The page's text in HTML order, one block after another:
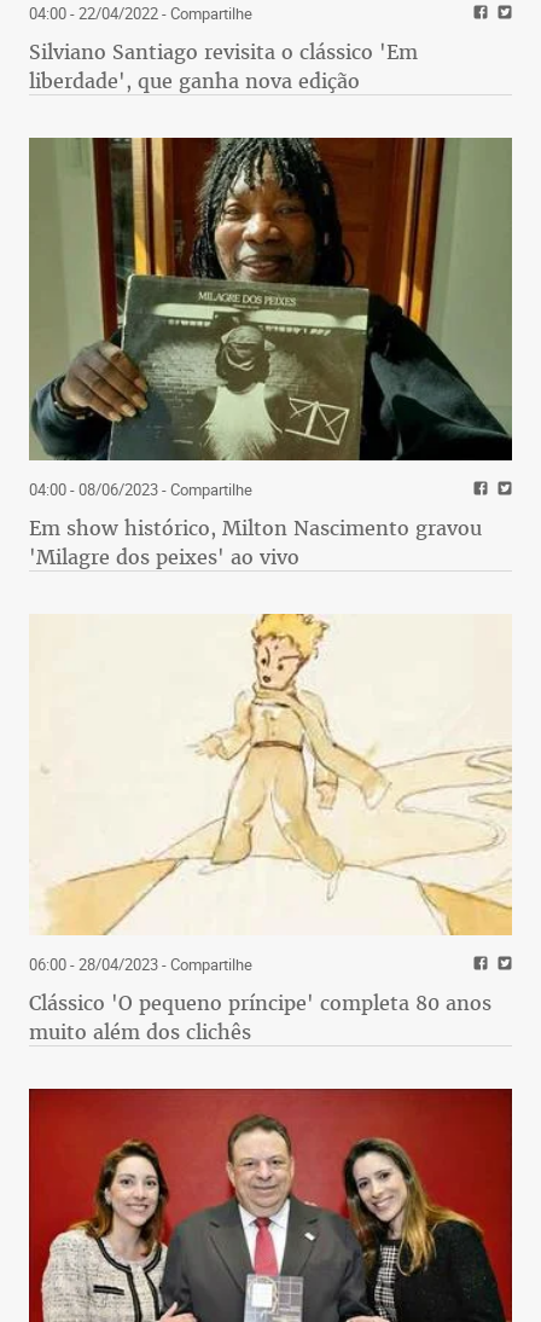
04:00 - 22/04/2022- Compartilhe
Silviano Santiago revisita o clássico 'Em
liberdade', que ganha nova edição
04:00 - 08/06/2023- Compartilhe
Em show histórico, Milton Nascimento gravou
'Milagre dos peixes' ao vivo
06:00 - 28/04/2023- Compartilhe
Clássico 'O pequeno príncipe' completa 80 anos
muito além dos clichês